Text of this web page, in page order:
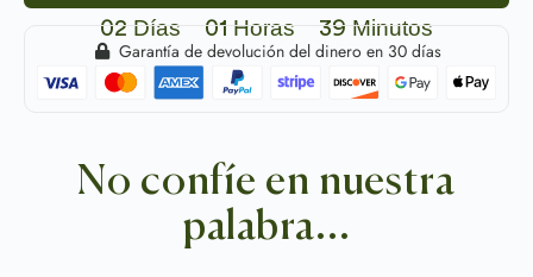
02 Días 01 Horas 39 Minutos
Garantía de devolución del dinero en 30 días
No confíe en nuestra
palabra...